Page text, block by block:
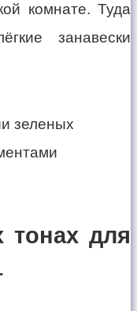
комнате. Туда
занавески
для